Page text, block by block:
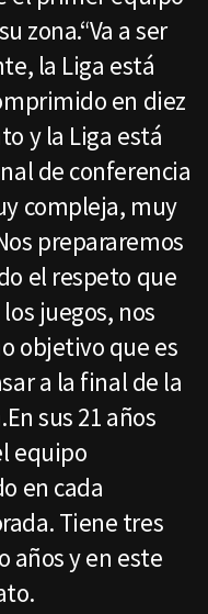
zona.“Va a ser
la Liga está
en diez
y la Liga está
de conferencia
compleja, muy
prepararemos
el respeto que
juegos, nos
objetivo que es
a la final de la
sus 21 años
equipo
en cada
Tiene tres
años y en este